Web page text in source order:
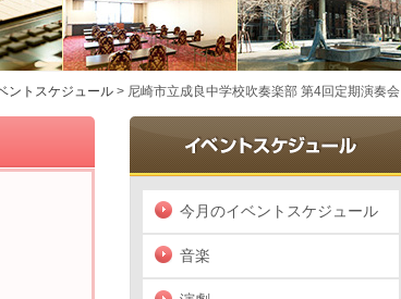
ントスケジュール > 尼崎市立成良中学校吹奏楽部 第4回定期演奏会
今月のイベントスケジュール
音楽